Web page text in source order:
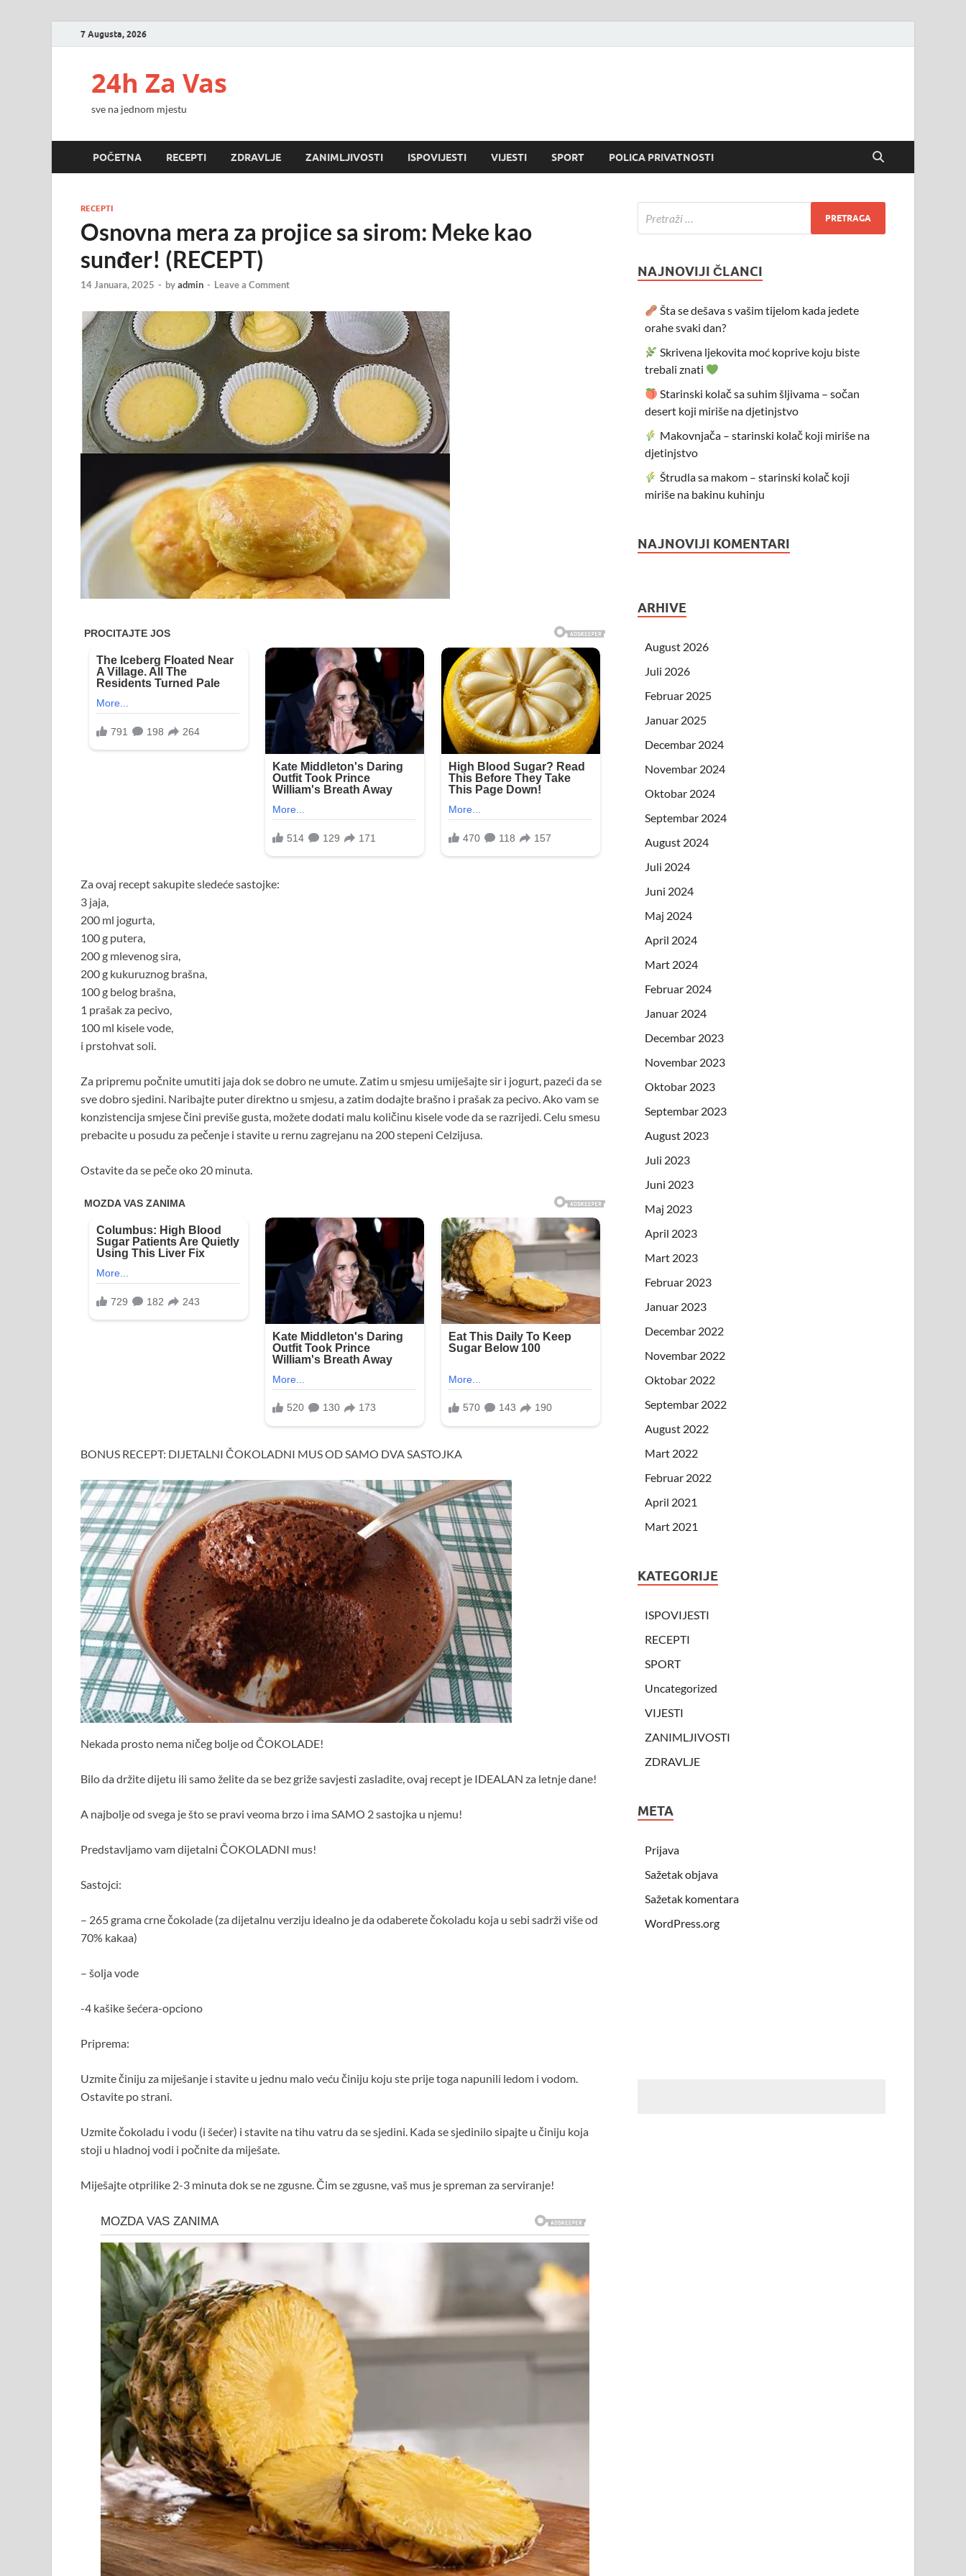
7 Augusta, 2026
24h Za Vas
sve na jednom mjestu
POČETNA RECEPTI ZDRAVLJE ZANIMLJIVOSTI ISPOVIJESTI VIJESTI SPORT POLICA PRIVATNOSTI
RECEPTI
Osnovna mera za projice sa sirom: Meke kao
sunđer! (RECEPT)
14 Januara, 2025 - byadmin - Leave a Comment
Za ovaj recept sakupite sledeće sastojke:
3 jaja,
200 ml jogurta,
100 g putera,
200 g mlevenog sira,
200 g kukuruznog brašna,
100 g belog brašna,
1 prašak za pecivo,
100 ml kisele vode,
i prstohvat soli.
Za pripremu počnite umutiti jaja dok se dobro ne umute. Zatim u smjesu umiješajte sir i jogurt, pazeći da se
sve dobro sjedini. Naribajte puter direktno u smjesu, a zatim dodajte brašno i prašak za pecivo. Ako vam se
konzistencija smjese čini previše gusta, možete dodati malu količinu kisele vode da se razrijedi. Celu smesu
prebacite u posudu za pečenje i stavite u rernu zagrejanu na 200 stepeni Celzijusa.
Ostavite da se peče oko 20 minuta.
BONUS RECEPT: DIJETALNI ČOKOLADNI MUS OD SAMO DVA SASTOJKA
Nekada prosto nema ničeg bolje od ČOKOLADE!
Bilo da držite dijetu ili samo želite da se bez griže savjesti zasladite, ovaj recept je IDEALAN za letnje dane!
A najbolje od svega je što se pravi veoma brzo i ima SAMO 2 sastojka u njemu!
Predstavljamo vam dijetalni ČOKOLADNI mus!
Sastojci:
– 265 grama crne čokolade (za dijetalnu verziju idealno je da odaberete čokoladu koja u sebi sadrži više od
70% kakaa)
– šolja vode
-4 kašike šećera-opciono
Priprema:
Uzmite činiju za miješanje i stavite u jednu malo veću činiju koju ste prije toga napunili ledom i vodom.
Ostavite po strani.
Uzmite čokoladu i vodu (i šećer) i stavite na tihu vatru da se sjedini. Kada se sjedinilo sipajte u činiju koja
stoji u hladnoj vodi i počnite da miješate.
Miješajte otprilike 2-3 minuta dok se ne zgusne. Čim se zgusne, vaš mus je spreman za serviranje!
NAJNOVIJI ČLANCI
Šta se dešava s vašim tijelom kada jedete
orahe svaki dan?
Skrivena ljekovita moć koprive koju biste
trebali znati
Starinski kolač sa suhim šljivama – sočan
desert koji miriše na djetinjstvo
Makovnjača – starinski kolač koji miriše na
djetinjstvo
Štrudla sa makom – starinski kolač koji
miriše na bakinu kuhinju
NAJNOVIJI KOMENTARI
ARHIVE
August 2026
Juli 2026
Februar 2025
Januar 2025
Decembar 2024
Novembar 2024
Oktobar 2024
Septembar 2024
August 2024
Juli 2024
Juni 2024
Maj 2024
April 2024
Mart 2024
Februar 2024
Januar 2024
Decembar 2023
Novembar 2023
Oktobar 2023
Septembar 2023
August 2023
Juli 2023
Juni 2023
Maj 2023
April 2023
Mart 2023
Februar 2023
Januar 2023
Decembar 2022
Novembar 2022
Oktobar 2022
Septembar 2022
August 2022
Mart 2022
Februar 2022
April 2021
Mart 2021
KATEGORIJE
ISPOVIJESTI
RECEPTI
SPORT
Uncategorized
VIJESTI
ZANIMLJIVOSTI
ZDRAVLJE
META
Prijava
Sažetak objava
Sažetak komentara
WordPress.org